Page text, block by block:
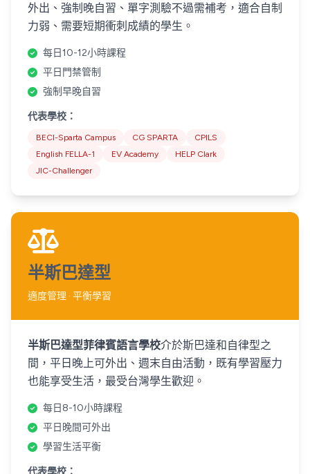
外出、強制晚自習、單字測驗不過需補考，適合自制
力弱、需要短期衝刺成績的學生。
每日10-12小時課程
平日門禁管制
強制早晚自習
代表學校：
BECI-Sparta Campus CG SPARTA
CPILS
English FELLA-1
EV Academy
HELP Clark
JIC-Challenger
半斯巴達型
適度管理 · 平衡學習
半斯巴達型菲律賓語言學校介於斯巴達和自律型之
間，平日晚上可外出、週末自由活動，既有學習壓力
也能享受生活，最受台灣學生歡迎。
每日8-10小時課程
平日晚間可外出
學習生活平衡
代表學校：